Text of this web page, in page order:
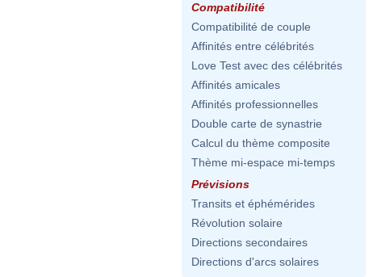
Compatibilité
Compatibilité de couple
Affinités entre célébrités
Love Test avec des célébrités
Affinités amicales
Affinités professionnelles
Double carte de synastrie
Calcul du thème composite
Thème mi-espace mi-temps
Prévisions
Transits et éphémérides
Révolution solaire
Directions secondaires
Directions d'arcs solaires